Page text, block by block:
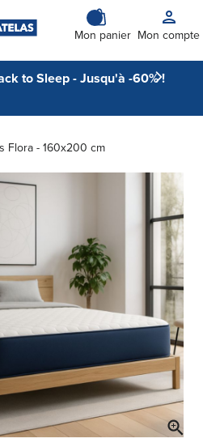
Mon panier Mon compte
to Sleep - Jusqu'à -60% !
Flora - 160x200 cm